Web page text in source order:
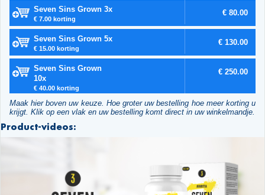
Seven Sins Grown 3x
€ 7.00 korting
€ 80.00
Seven Sins Grown 5x
€ 15.00 korting
€ 130.00
Seven Sins Grown
10x
€ 40.00 korting
€ 250.00
Maak hier boven uw keuze. Hoe groter uw bestelling hoe meer korting u
krijgt. Klik op een vlak en uw bestelling komt direct in uw winkelmandje.
Product-videos: